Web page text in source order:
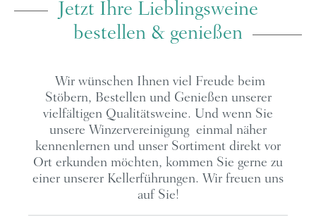
Jetzt Ihre Lieblingsweine
bestellen & genießen
Wir wünschen Ihnen viel Freude beim
Stöbern, Bestellen und Genießen unserer
vielfältigen Qualitätsweine. Und wenn Sie
unsere Winzervereinigung einmal näher
kennenlernen und unser Sortiment direkt vor
Ort erkunden möchten, kommen Sie gerne zu
einer unserer Kellerführungen. Wir freuen uns
auf Sie!